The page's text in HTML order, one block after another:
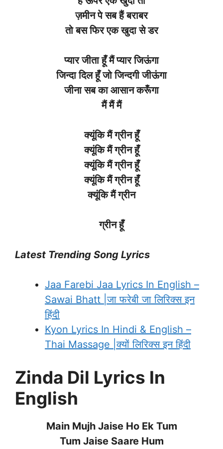
ज़मीन पे सब हैं बराबर
तो बस फिर एक खुदा से डर
प्यार जीता हूँ मैं प्यार जिऊंगा
जिन्दा दिल हूँ जो जिन्दगी जीऊंगा
जीना सब का आसान करूँगा
मैं मैं मैं
क्यूंकि मैं ग्रीन हूँ
क्यूंकि मैं ग्रीन हूँ
क्यूंकि मैं ग्रीन हूँ
क्यूंकि मैं ग्रीन हूँ
क्यूंकि मैं ग्रीन
ग्रीन हूँ
Latest Trending Song Lyrics
Jaa Farebi Jaa Lyrics In English –
Sawai Bhatt |जा फरेबी जा लिरिक्स इन
हिंदी
Kyon Lyrics In Hindi & English –
Thai Massage |क्यों लिरिक्स इन हिंदी
Zinda Dil Lyrics In
English
Main Mujh Jaise Ho Ek Tum
Tum Jaise Saare Hum